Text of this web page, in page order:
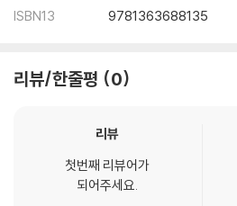
ISBN13
9781363688135
리뷰/한줄평 0
리뷰
첫번째 리뷰어가
되어주세요.